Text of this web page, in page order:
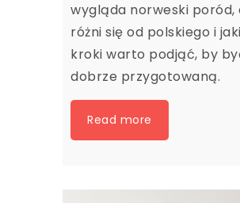
wygląda norweski poród,
różni się od polskiego i
kroki warto podjąć, by
dobrze przygotowaną.
Read more